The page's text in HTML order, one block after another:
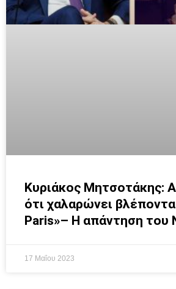
Κυριάκος Μητσοτάκης:
ότι χαλαρώνει
Paris»– Η απάντηση του
17 Μαΐου 2023